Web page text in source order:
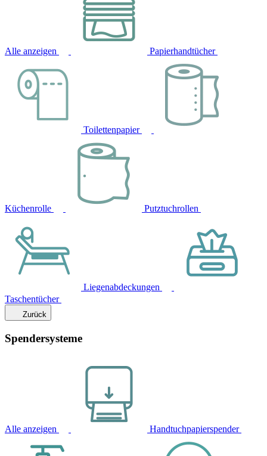
Alle anzeigen Papierhandtücher
Toilettenpapier
Küchenrolle Putztuchrollen
Liegenabdeckungen
Taschentücher
Zurück
Spendersysteme
Alle anzeigen Handtuchpapierspender